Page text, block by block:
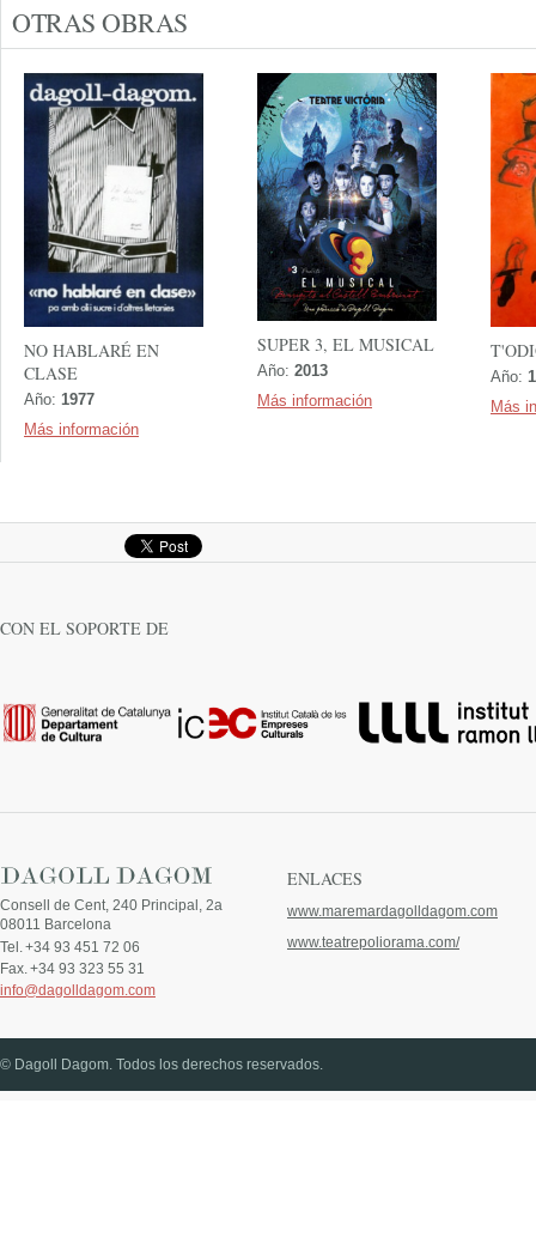
OTRAS OBRAS
NO HABLARÉ EN
CLASE
Año: 1977
Más información
SUPER 3, EL MUSICAL
Año: 2013
Más información
Año:
Más
CON EL SOPORTE DE
Consell de Cent, 240 Principal, 2a
08011 Barcelona
Tel.+34 93 451 72 06
Fax.+34 93 323 55 31
info@dagolldagom.com
ENLACES
www.maremardagolldagom.com
www.teatrepoliorama.com/
© Dagoll Dagom. Todos los derechos reservados.